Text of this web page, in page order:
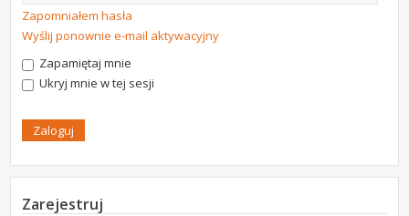
Zapomniałem hasła
Wyślij ponownie e-mail aktywacyjny
Zapamiętaj mnie
Ukryj mnie w tej sesji
Zarejestruj